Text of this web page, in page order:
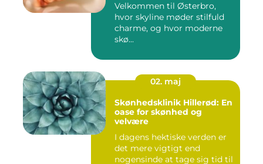
Velkommen til Østerbro,
hvor skyline møder stilfuld
charme, og hvor moderne
skø...
02. maj
Skønhedsklinik Hillerød: En
oase for skønhed og
velvære
I dagens hektiske verden er
det mere vigtigt end
nogensinde at tage sig tid til